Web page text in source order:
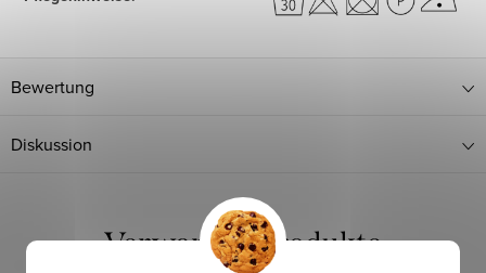
Bewertung
Diskussion
Verwandte Produkte